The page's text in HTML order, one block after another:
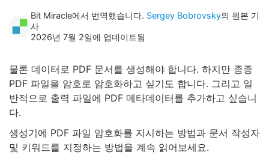
Bit Miracle에서 번역했습니다. Sergey Bobrovsky의 원본 기
사
2026년 7월 2일에 업데이트됨
물론 데이터로 PDF 문서를 생성해야 합니다. 하지만 종종
PDF 파일을 암호로 암호화하고 싶기도 합니다. 그리고 일
반적으로 출력 파일에 PDF 메타데이터를 추가하고 싶습니
다.
생성기에 PDF 파일 암호화를 지시하는 방법과 문서 작성자
및 키워드를 지정하는 방법을 계속 읽어보세요.